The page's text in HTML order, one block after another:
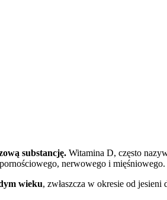
substancję. Witamina D, często
nerwowego i mięśniowego.
wieku, zwłaszcza w okresie od jesieni